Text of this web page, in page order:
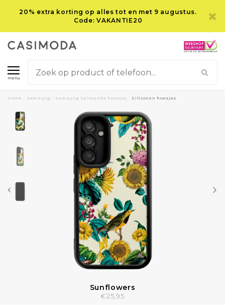
20% extra korting op alles tot en met 9 augustus.
Code: VAKANTIE20
menu
Home Samsung Samsung Galaxy A34 hoesjes Siliconen hoesjes
Sunflowers
€25,95